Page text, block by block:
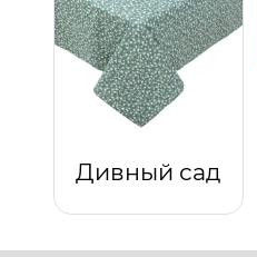
Дивный сад